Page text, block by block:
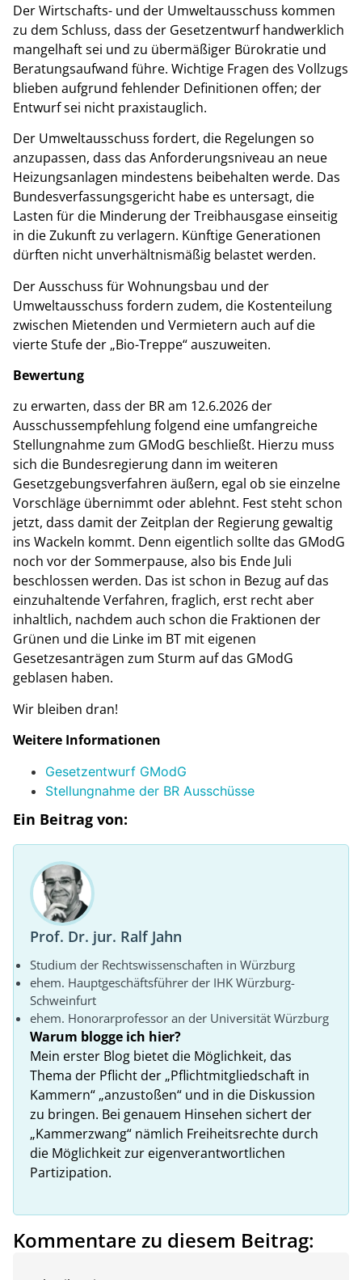
Der Wirtschafts- und der Umweltausschuss kommen
zu dem Schluss, dass der Gesetzentwurf handwerklich
mangelhaft sei und zu übermäßiger Bürokratie und
Beratungsaufwand führe. Wichtige Fragen des Vollzugs
blieben aufgrund fehlender Definitionen offen; der
Entwurf sei nicht praxistauglich.
Der Umweltausschuss fordert, die Regelungen so
anzupassen, dass das Anforderungsniveau an neue
Heizungsanlagen mindestens beibehalten werde. Das
Bundesverfassungsgericht habe es untersagt, die
Lasten für die Minderung der Treibhausgase einseitig
in die Zukunft zu verlagern. Künftige Generationen
dürften nicht unverhältnismäßig belastet werden.
Der Ausschuss für Wohnungsbau und der
Umweltausschuss fordern zudem, die Kostenteilung
zwischen Mietenden und Vermietern auch auf die
vierte Stufe der „Bio-Treppe“ auszuweiten.
Bewertung
zu erwarten, dass der BR am 12.6.2026 der
Ausschussempfehlung folgend eine umfangreiche
Stellungnahme zum GModG beschließt. Hierzu muss
sich die Bundesregierung dann im weiteren
Gesetzgebungsverfahren äußern, egal ob sie einzelne
Vorschläge übernimmt oder ablehnt. Fest steht schon
jetzt, dass damit der Zeitplan der Regierung gewaltig
ins Wackeln kommt. Denn eigentlich sollte das GModG
noch vor der Sommerpause, also bis Ende Juli
beschlossen werden. Das ist schon in Bezug auf das
einzuhaltende Verfahren, fraglich, erst recht aber
inhaltlich, nachdem auch schon die Fraktionen der
Grünen und die Linke im BT mit eigenen
Gesetzesanträgen zum Sturm auf das GModG
geblasen haben.
Wir bleiben dran!
Weitere Informationen
Gesetzentwurf GModG
Stellungnahme der BR Ausschüsse
Ein Beitrag von:
Prof. Dr. jur. Ralf Jahn
Studium der Rechtswissenschaften in Würzburg
ehem. Hauptgeschäftsführer der IHK Würzburg-
Schweinfurt
ehem. Honorarprofessor an der Universität Würzburg
Warum blogge ich hier?
Mein erster Blog bietet die Möglichkeit, das
Thema der Pflicht der „Pflichtmitgliedschaft in
Kammern“ „anzustoßen“ und in die Diskussion
zu bringen. Bei genauem Hinsehen sichert der
„Kammerzwang“ nämlich Freiheitsrechte durch
die Möglichkeit zur eigenverantwortlichen
Partizipation.
Kommentare zu diesem Beitrag: